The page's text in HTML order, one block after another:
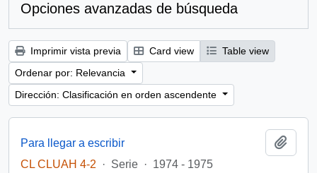
Opciones avanzadas de búsqueda
Imprimir vista previa Card view
Table view
Ordenar por: Relevancia
Dirección: Clasificación en orden ascendente
Para llegar a escribir
CL CLUAH 4-2
· Serie · 1974 - 1975